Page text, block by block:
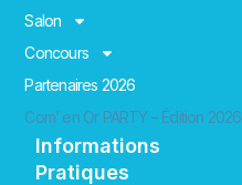
Salon
Concours
Partenaires 2026
Com’ en Or PARTY – Édition 2026
Informations
Pratiques